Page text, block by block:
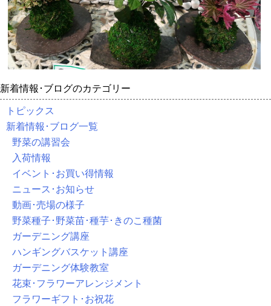
新着情報･ブログのカテゴリー
トピックス
新着情報･ブログ一覧
野菜の講習会
入荷情報
イベント･お買い得情報
ニュース･お知らせ
動画･売場の様子
野菜種子･野菜苗･種芋･きのこ種菌
ガーデニング講座
ハンギングバスケット講座
ガーデニング体験教室
花束･フラワーアレンジメント
フラワーギフト･お祝花